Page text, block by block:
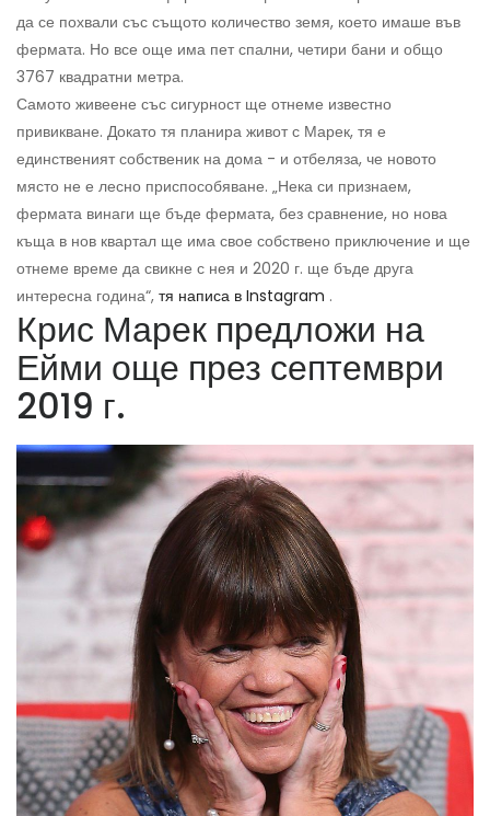
да се похвали със същото количество земя, което имаше във
фермата. Но все още има пет спални, четири бани и общо
3767 квадратни метра.
Самото живеене със сигурност ще отнеме известно
привикване. Докато тя планира живот с Марек, тя е
единственият собственик на дома - и отбеляза, че новото
място не е лесно приспособяване. „Нека си признаем,
фермата винаги ще бъде фермата, без сравнение, но нова
къща в нов квартал ще има свое собствено приключение и ще
отнеме време да свикне с нея и 2020 г. ще бъде друга
интересна година“, тя написа в Instagram .
Крис Марек предложи на
Ейми още през септември
2019 г.